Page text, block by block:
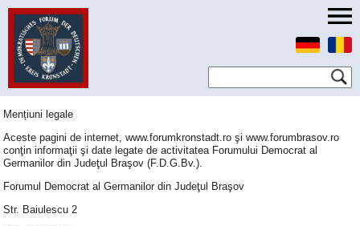
Mențiuni legale
Aceste pagini de internet, www.forumkronstadt.ro şi www.forumbrasov.ro
conţin informaţii şi date legate de activitatea Forumului Democrat al
Germanilor din Judeţul Braşov (F.D.G.Bv.).
Forumul Democrat al Germanilor din Judeţul Braşov
Str. Baiulescu 2